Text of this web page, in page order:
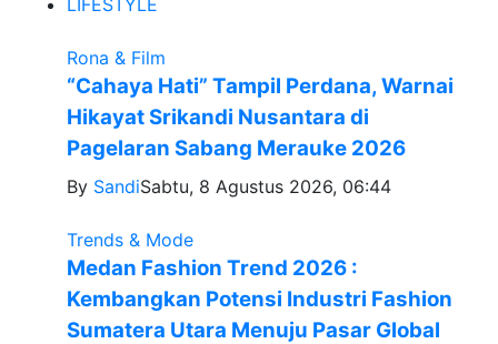
Rona & Film
“Cahaya Hati” Tampil Perdana, Warnai
Hikayat Srikandi Nusantara di
Pagelaran Sabang Merauke 2026
By SandiSabtu, 8 Agustus 2026, 06:44
Trends & Mode
Medan Fashion Trend 2026 :
Kembangkan Potensi Industri Fashion
Sumatera Utara Menuju Pasar Global